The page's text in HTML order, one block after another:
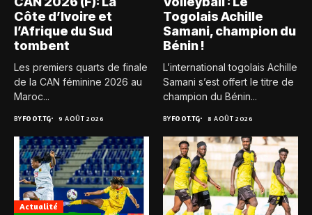
Côte d’Ivoire et
l’Afrique du Sud
tombent
Les premiers quarts de finale
de la CAN féminine 2026 au
Maroc...
BYFOOT.TG 9 AOÛT 2026
Togolais Achille
Samani, champion du
Bénin !
L’international togolais Achille
Samani s’est offert le titre de
champion du Bénin...
BYFOOT.TG 8 AOÛT 2026
Actualité